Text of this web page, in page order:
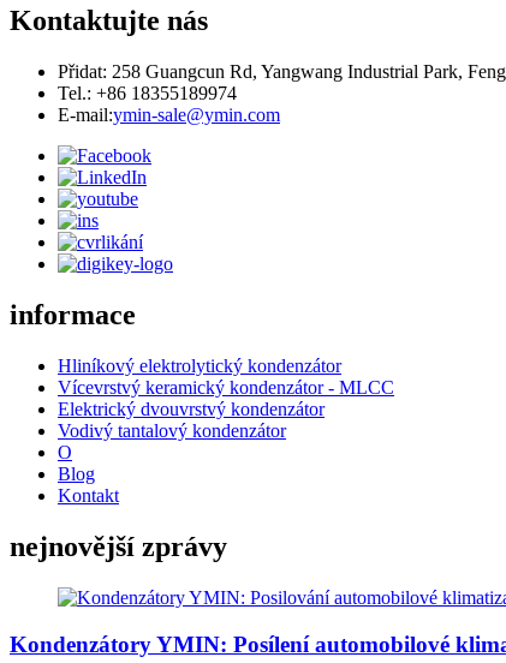
Kontaktujte nás
Přidat: 258 Guangcun Rd, Yangwang Industrial Park,
Tel.: +86 18355189974
E-mail:ymin-sale@ymin.com
informace
Hliníkový elektrolytický kondenzátor
Vícevrstvý keramický kondenzátor - MLCC
Elektrický dvouvrstvý kondenzátor
Vodivý tantalový kondenzátor
O
Blog
Kontakt
nejnovější zprávy
Kondenzátory YMIN: Posílení automobilové